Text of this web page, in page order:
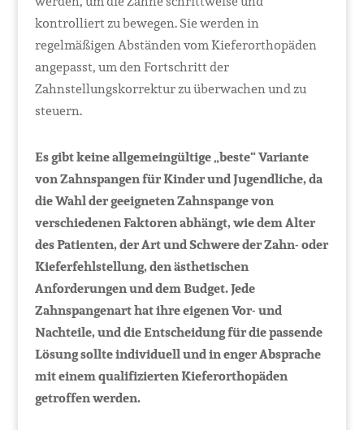
kontrolliert zu bewegen. Sie werden in
regelmäßigen Abständen vom Kieferorthopäden
angepasst, um den Fortschritt der
Zahnstellungskorrektur zu überwachen und zu
steuern.
Es gibt keine allgemeingültige „beste“ Variante
von Zahnspangen für Kinder und Jugendliche, da
die Wahl der geeigneten Zahnspange von
verschiedenen Faktoren abhängt, wie dem Alter
des Patienten, der Art und Schwere der Zahn- oder
Kieferfehlstellung, den ästhetischen
Anforderungen und dem Budget. Jede
Zahnspangenart hat ihre eigenen Vor- und
Nachteile, und die Entscheidung für die passende
Lösung sollte individuell und in enger Absprache
mit einem qualifizierten Kieferorthopäden
getroffen werden.